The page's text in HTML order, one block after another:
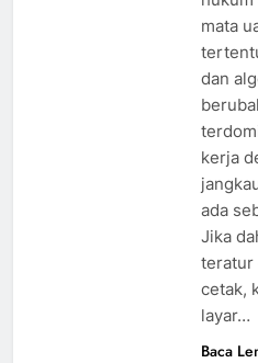
mata
dan
kerja
ada
Jika
teratur
cetak,
layar…
Baca